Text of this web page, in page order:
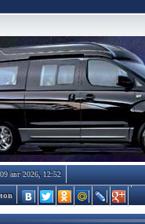
авг 2026, 12:52